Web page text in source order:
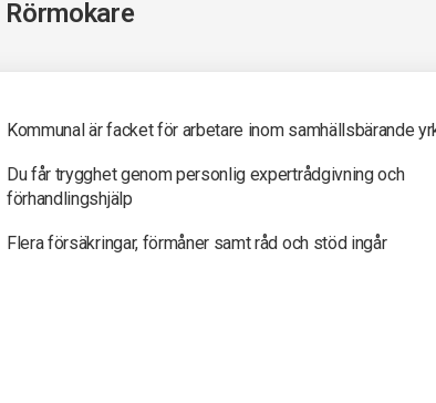
Rörmokare
Kommunal är facket för arbetare inom samhällsbärande
Du får trygghet genom personlig expertrådgivning och
förhandlingshjälp
Flera försäkringar, förmåner samt råd och stöd ingår